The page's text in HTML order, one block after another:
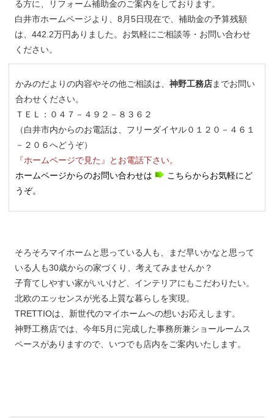
る方に、リフォーム補助金のご案内をしております。
白井市ホームページより、8月5日現在で、補助金の予算残額
は、442.2万円ありました。お気軽にご相談等・お問い合わせ
ください。
かみのだよりの内容やその他ご相談は 、神野工務店までお問い
合わせください。
ＴＥＬ：０４７－４９２－８３６２
（白井市内からのお電話は、フリーダイヤル０１２０－４６１
－２０６へどうぞ）
『ホームページで見た』とお電話下さい。
ホームページからのお問い合わせは
こちらからお気軽にど
うぞ。
そろそろマイホームと思っている人も、まだ早いかなと思って
いる人も30歳からの家づくり、考えてみませんか？
子育てしやすい家がいいけど、インテリアにもこだわりたい。
北欧のエッセンスが光る上質な暮らしを実現。
TRETTIOは、新世代のマイホームへの想いお応えします。
神野工務店では、今年5月に完成した事務所兼ショールームス
ペースがありますので、いつでも店内をご案内いたします。